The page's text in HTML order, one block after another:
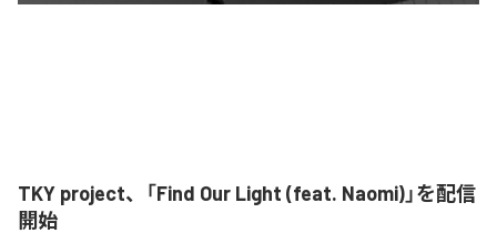
TKY project、「Find Our Light (feat. Naomi)」を配信
開始